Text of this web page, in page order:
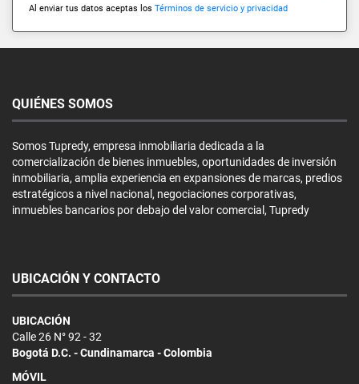
Al enviar tus datos aceptas los Términos de servicio y privacidad
QUIÉNES SOMOS
Somos Tupredy, empresa inmobiliaria dedicada a la
comercialización de bienes inmuebles, oportunidades de inversión
inmobiliaria, amplia experiencia en expansiones de marcas, predios
estratégicos a nivel nacional, negociaciones corporativas,
inmuebles bancarios por debajo del valor comercial, Tupredy
UBICACIÓN Y CONTACTO
UBICACIÓN
Calle 26 N° 92 - 32
Bogotá D.C. - Cundinamarca - Colombia
MÓVIL